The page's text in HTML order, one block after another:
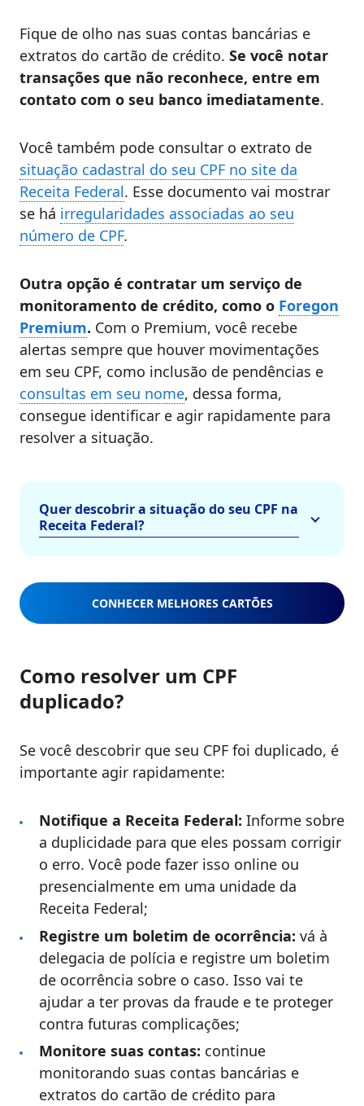
Fique de olho nas suas contas bancárias e
extratos do cartão de crédito. Se você notar
transações que não reconhece, entre em
contato com o seu banco imediatamente.
Você também pode consultar o extrato de
situação cadastral do seu CPF no site da
Receita Federal. Esse documento vai mostrar
se há irregularidades associadas ao seu
número de CPF.
Outra opção é contratar um serviço de
monitoramento de crédito, como o Foregon
Premium. Com o Premium, você recebe
alertas sempre que houver movimentações
em seu CPF, como inclusão de pendências e
consultas em seu nome, dessa forma,
consegue identificar e agir rapidamente para
resolver a situação.
Quer descobrir a situação do seu CPF na
Receita Federal?
CONHECER MELHORES CARTÕES
Como resolver um CPF
duplicado?
Se você descobrir que seu CPF foi duplicado, é
importante agir rapidamente:
Notifique a Receita Federal: Informe sobre
a duplicidade para que eles possam corrigir
o erro. Você pode fazer isso online ou
presencialmente em uma unidade da
Receita Federal;
Registre um boletim de ocorrência: vá à
delegacia de polícia e registre um boletim
de ocorrência sobre o caso. Isso vai te
ajudar a ter provas da fraude e te proteger
contra futuras complicações;
Monitore suas contas: continue
monitorando suas contas bancárias e
extratos do cartão de crédito para